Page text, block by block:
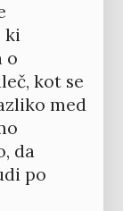
ki
o
kot se
med
da
po